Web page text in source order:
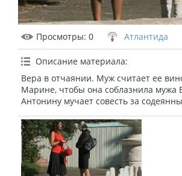
Просмотры: 0 Атлантида
Описание материала:
Вера в отчаянии. Муж считает ее
Марине, чтобы она соблазнила
Антонину мучает совесть за